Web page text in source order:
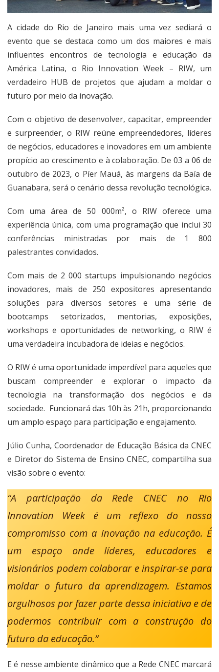
A cidade do Rio de Janeiro mais uma vez sediará o
evento que se destaca como um dos maiores e mais
influentes encontros de tecnologia e educação da
América Latina, o Rio Innovation Week – RIW, um
verdadeiro HUB de projetos que ajudam a moldar o
futuro por meio da inovação.
Com o objetivo de desenvolver, capacitar, empreender
e surpreender, o RIW reúne empreendedores, líderes
de negócios, educadores e inovadores em um ambiente
propício ao crescimento e à colaboração. De 03 a 06 de
outubro de 2023, o Píer Mauá, às margens da Baía de
Guanabara, será o cenário dessa revolução tecnológica.
Com uma área de 50 000m², o RIW oferece uma
experiência única, com uma programação que inclui 30
conferências ministradas por mais de 1 800
palestrantes convidados.
Com mais de 2 000 startups impulsionando negócios
inovadores, mais de 250 expositores apresentando
soluções para diversos setores e uma série de
bootcamps setorizados, mentorias, exposições,
workshops e oportunidades de networking, o RIW é
uma verdadeira incubadora de ideias e negócios.
O RIW é uma oportunidade imperdível para aqueles que
buscam compreender e explorar o impacto da
tecnologia na transformação dos negócios e da
sociedade. Funcionará das 10h às 21h, proporcionando
um amplo espaço para participação e engajamento.
Júlio Cunha, Coordenador de Educação Básica da CNEC
e Diretor do Sistema de Ensino CNEC, compartilha sua
visão sobre o evento:
“A participação da Rede CNEC no Rio
Innovation Week é um reflexo do nosso
compromisso com a inovação na educação. É
um espaço onde líderes, educadores e
visionários podem colaborar e inspirar-se para
moldar o futuro da aprendizagem. Estamos
orgulhosos por fazer parte dessa iniciativa e de
podermos contribuir com a construção do
futuro da educação.”
E é nesse ambiente dinâmico que a Rede CNEC marcará